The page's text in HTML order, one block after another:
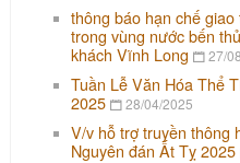
thông báo hạn chế
trong vùng nước bến
khách Vĩnh Long
27/
Tuần Lễ Văn Hóa Thể
2025
28/04/2025
V/v hỗ trợ truyền thông
Nguyên đán Ất Tỵ 2025